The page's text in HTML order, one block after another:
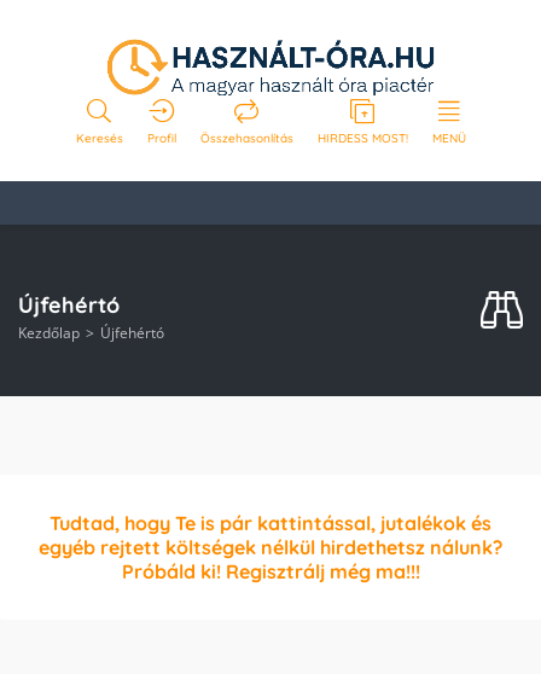
Keresés Profil Összehasonlítás HIRDESS MOST! MENÜ
Újfehértó
Kezdőlap Újfehértó
Tudtad, hogy Te is pár kattintással, jutalékok és
egyéb rejtett költségek nélkül hirdethetsz nálunk?
Próbáld ki! Regisztrálj még ma!!!